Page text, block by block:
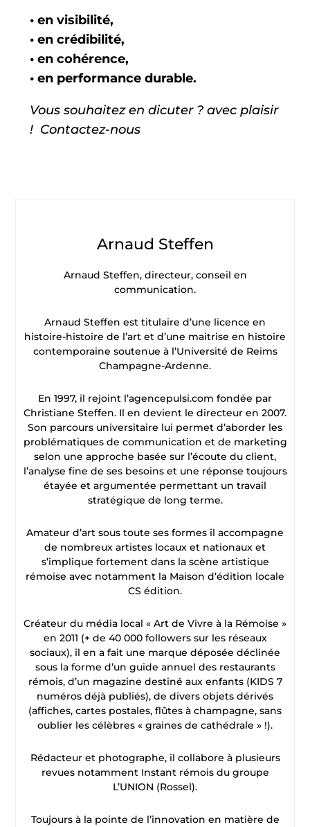
• en visibilité,
• en crédibilité,
• en cohérence,
• en performance durable.
Vous souhaitez en dicuter ? avec plaisir
! Contactez-nous
Arnaud Steffen
Arnaud Steffen, directeur, conseil en
communication.
Arnaud Steffen est titulaire d’une licence en
histoire-histoire de l’art et d’une maitrise en histoire
contemporaine soutenue à l’Université de Reims
Champagne-Ardenne.
En 1997, il rejoint l’agencepulsi.com fondée par
Christiane Steffen. Il en devient le directeur en 2007.
Son parcours universitaire lui permet d’aborder les
problématiques de communication et de marketing
selon une approche basée sur l’écoute du client,
l’analyse fine de ses besoins et une réponse toujours
étayée et argumentée permettant un travail
stratégique de long terme.
Amateur d’art sous toute ses formes il accompagne
de nombreux artistes locaux et nationaux et
s’implique fortement dans la scène artistique
rémoise avec notamment la Maison d’édition locale
CS édition.
Créateur du média local « Art de Vivre à la Rémoise »
en 2011 (+ de 40 000 followers sur les réseaux
sociaux), il en a fait une marque déposée déclinée
sous la forme d’un guide annuel des restaurants
rémois, d’un magazine destiné aux enfants (KIDS 7
numéros déjà publiés), de divers objets dérivés
(affiches, cartes postales, flûtes à champagne, sans
oublier les célèbres « graines de cathédrale » !).
Rédacteur et photographe, il collabore à plusieurs
revues notamment Instant rémois du groupe
L’UNION (Rossel).
Toujours à la pointe de l’innovation en matière de